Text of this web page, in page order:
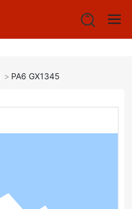
PA6 GX1345